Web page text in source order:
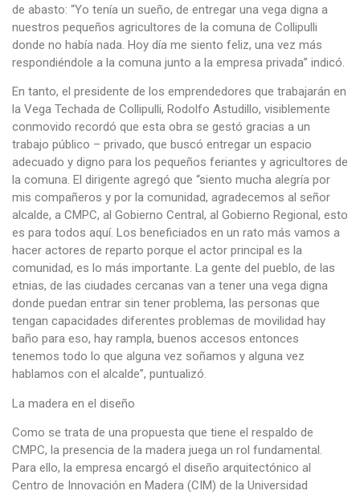
de abasto: “Yo tenía un sueño, de entregar una vega digna a
nuestros pequeños agricultores de la comuna de Collipulli
donde no había nada. Hoy día me siento feliz, una vez más
respondiéndole a la comuna junto a la empresa privada” indicó.
En tanto, el presidente de los emprendedores que trabajarán en
la Vega Techada de Collipulli, Rodolfo Astudillo, visiblemente
conmovido recordó que esta obra se gestó gracias a un
trabajo público – privado, que buscó entregar un espacio
adecuado y digno para los pequeños feriantes y agricultores de
la comuna. El dirigente agregó que “siento mucha alegría por
mis compañeros y por la comunidad, agradecemos al señor
alcalde, a CMPC, al Gobierno Central, al Gobierno Regional, esto
es para todos aquí. Los beneficiados en un rato más vamos a
hacer actores de reparto porque el actor principal es la
comunidad, es lo más importante. La gente del pueblo, de las
etnias, de las ciudades cercanas van a tener una vega digna
donde puedan entrar sin tener problema, las personas que
tengan capacidades diferentes problemas de movilidad hay
baño para eso, hay rampla, buenos accesos entonces
tenemos todo lo que alguna vez soñamos y alguna vez
hablamos con el alcalde”, puntualizó.
La madera en el diseño
Como se trata de una propuesta que tiene el respaldo de
CMPC, la presencia de la madera juega un rol fundamental.
Para ello, la empresa encargó el diseño arquitectónico al
Centro de Innovación en Madera (CIM) de la Universidad